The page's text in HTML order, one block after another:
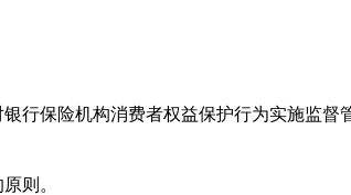
行保险机构消费者权益保护行为实施监督
则。